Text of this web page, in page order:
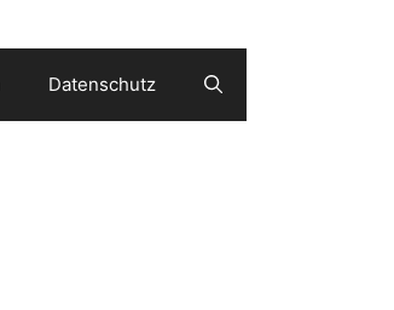
Datenschutz